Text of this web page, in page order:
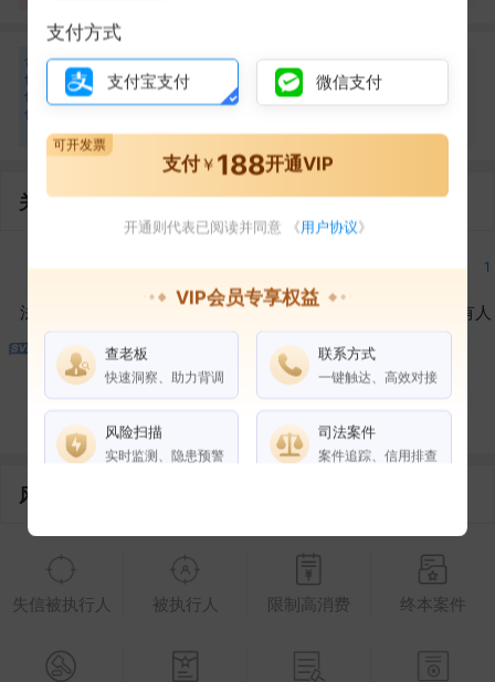
合
作
伙
伴
石 石德怀
合作1次
关联企业
1
法定代表人
1
对外投资
1
在外任职
1
作为受益所有人
1
控制企业
1
风险信息
失信被执行人 被执行人 限制高消费 终本案件
支付方式
支付宝支付 微信支付
支付￥ 188开通VIP
可开发票
开通则代表已阅读并同意 《用户协议》
VIP会员专享权益
查老板
快速洞察、助力背调
联系方式
一键触达、高效对接
风险扫描
实时监测、隐患预警
司法案件
案件追踪、信用排查
权益说明 VIP会员 SVIP会员
企业全部电话